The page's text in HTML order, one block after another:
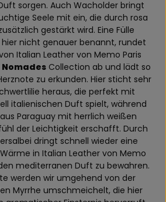
sorgen. Auch Wacholder bringt
Seele mit ein, die durch rosa
gestärkt wird. Eine Fülle
hier nicht genauer benannt, rundet
Italian Leather von Memo Paris
Nomades Collection ab und lädt so
zu erkunden. Hier sticht sehr
heraus, die perfekt mit
italienischen Duft spielt, während
Paraguay mit herrlich weißen
der Leichtigkeit erschafft. Durch
dringt schnell wieder eine
in Italian Leather von Memo
mediterranen Duft zu bewahren.
werden wir umgehend von der
Myrrhe umschmeichelt, die hier